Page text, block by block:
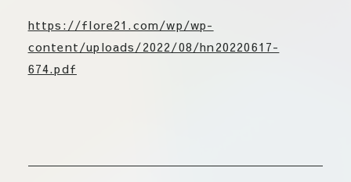
https://flore21.com/wp/wp-
content/uploads/2022/08/hn20220617-
674.pdf
大田新店
葛西店
STORY
Gallery